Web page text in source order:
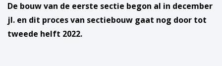
De bouw van de eerste sectie begon al in december
jl. en dit proces van sectiebouw gaat nog door tot
tweede helft 2022.